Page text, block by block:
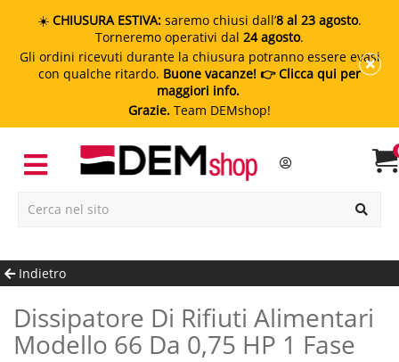
☀️ CHIUSURA ESTIVA: saremo chiusi dall’8 al 23 agosto.
Torneremo operativi dal 24 agosto.
Gli ordini ricevuti durante la chiusura potranno essere evasi
con qualche ritardo. Buone vacanze! 👉 Clicca qui per
maggiori info.
Grazie. Team DEMshop!
Indietro
Dissipatore Di Rifiuti Alimentari
Modello 66 Da 0,75 HP 1 Fase